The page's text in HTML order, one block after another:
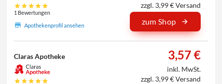
1 Bewertungen
Apothekenprofil ansehen
zzgl. 3,99 € Versand
zum Shop
Claras Apotheke 3,57 €
inkl. MwSt.
zzgl. 3,99 € Versand